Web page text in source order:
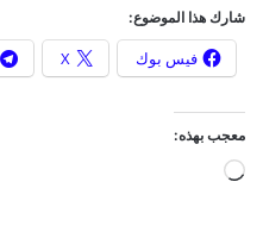
شارك هذا الموضوع:
فيس بوك X
معجب بهذه: